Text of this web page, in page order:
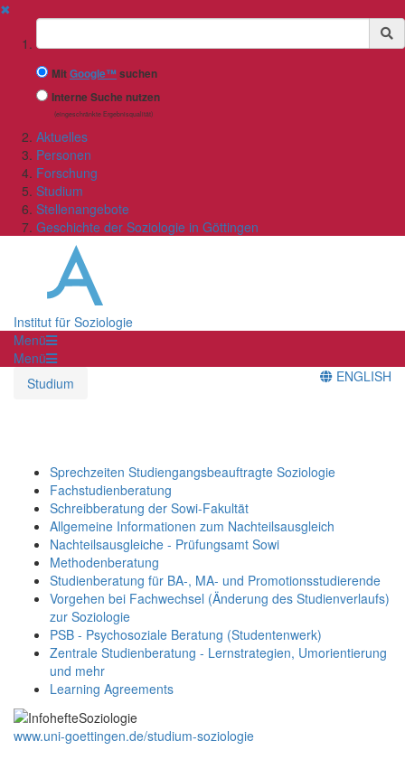
✖
Suchbegriff
MitGoogle™ suchen
Interne Suche nutzen
(eingeschränkte Ergebnisqualität)
Aktuelles
Personen
Forschung
Studium
Stellenangebote
Geschichte der Soziologie in Göttingen
Institut für Soziologie
Menü
Menü
Studium
ENGLISH
Sprechzeiten Studiengangsbeauftragte Soziologie
Fachstudienberatung
Schreibberatung der Sowi-Fakultät
Allgemeine Informationen zum Nachteilsausgleich
Nachteilsausgleiche - Prüfungsamt Sowi
Methodenberatung
Studienberatung für BA-, MA- und Promotionsstudierende
Vorgehen bei Fachwechsel (Änderung des Studienverlaufs)
zur Soziologie
PSB - Psychosoziale Beratung (Studentenwerk)
Zentrale Studienberatung - Lernstrategien, Umorientierung
und mehr
Learning Agreements
www.uni-goettingen.de/studium-soziologie